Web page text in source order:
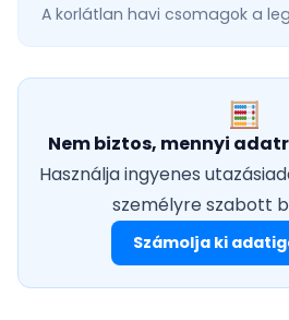
A korlátlan havi csomagok a
Nem biztos, mennyi
Használja ingyenes
személyre szabott
Számolja ki